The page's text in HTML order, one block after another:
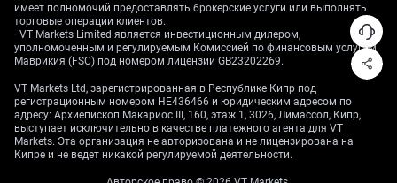
увеличили чистую короткую позицию (net short —
ставка на падение) более чем до $5 млрд.
С учётом такого сценария предлагается покупать
опционы пут (put option — право продать актив по
заранее установленной цене; используется для
заработка на снижении и/или хеджирования риска)
с экспирацией (expiration — дата окончания
действия опциона) в июле и августе 2026 года,
имеет полномочий предоставлять брокерские услуги или выполнять
торговые операции клиентов.
· VT Markets Limited является инвестиционным дилером,
уполномоченным и регулируемым Комиссией по финансовым услугам
Маврикия (FSC) под номером лицензии GB23202269.
VT Markets Ltd, зарегистрированная в Республике Кипр под
регистрационным номером HE436466 и юридическим адресом по
адресу: Архиепископ Макариос III, 160, этаж 1, 3026, Лимассол, Кипр,
выступает исключительно в качестве платежного агента для VT
Markets. Эта организация не авторизована и не лицензирована на
Кипре и не ведет никакой регулируемой деятельности.